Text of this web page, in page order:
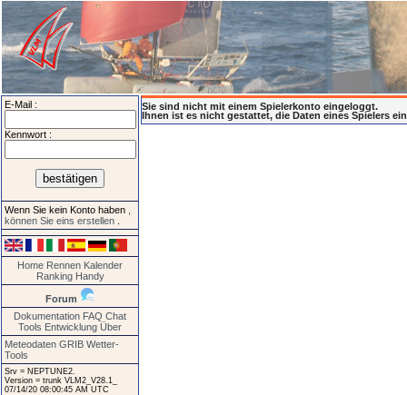
E-Mail :
Kennwort :
Wenn Sie kein Konto haben
können Sie eins erstellen
Home Rennen Kalender
Ranking Handy
Forum
Dokumentation FAQ Chat
Tools Entwicklung Über
Meteodaten GRIB Wetter-
Tools
Srv = NEPTUNE2.
Version = trunk VLM2_V28.1_
07/14/20 08:00:45 AM UTC
Sie sind nicht mit einem Spielerkonto eingeloggt.
Ihnen ist es nicht gestattet, die Daten eines Spielers